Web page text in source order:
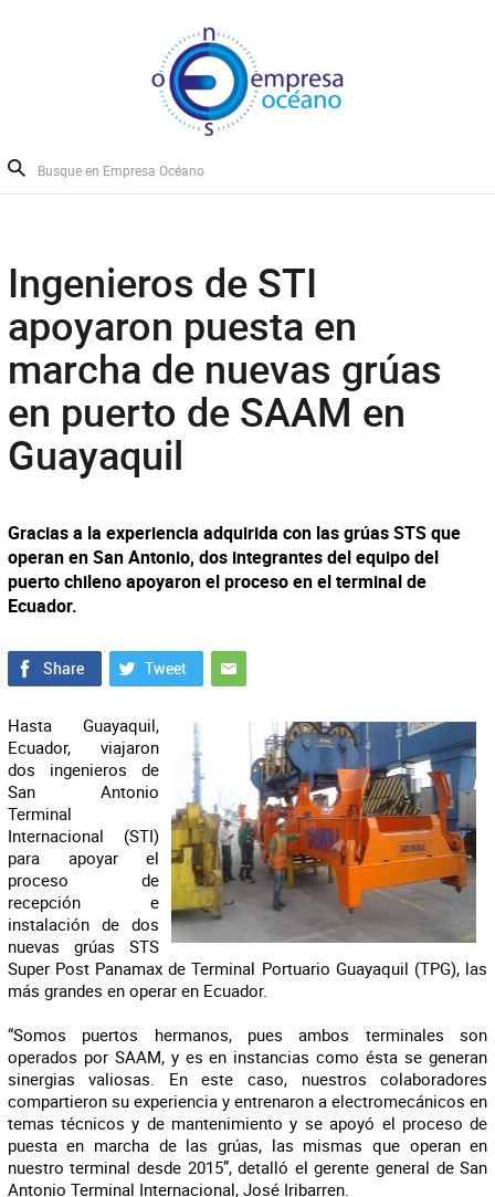
Ingenieros de STI
apoyaron puesta en
marcha de nuevas grúas
en puerto de SAAM en
Guayaquil
Gracias a la experiencia adquirida con las grúas STS que
operan en San Antonio, dos integrantes del equipo del
puerto chileno apoyaron el proceso en el terminal de
Ecuador.
Hasta Guayaquil,
Ecuador, viajaron
dos ingenieros de
San Antonio
Terminal
Internacional (STI)
para apoyar el
proceso de
recepción e
instalación de dos
nuevas grúas STS
Super Post Panamax de Terminal Portuario Guayaquil (TPG), las
más grandes en operar en Ecuador.
“Somos puertos hermanos, pues ambos terminales son
operados por SAAM, y es en instancias como ésta se generan
sinergias valiosas. En este caso, nuestros colaboradores
compartieron su experiencia y entrenaron a electromecánicos en
temas técnicos y de mantenimiento y se apoyó el proceso de
puesta en marcha de las grúas, las mismas que operan en
nuestro terminal desde 2015”, detalló el gerente general de San
Antonio Terminal Internacional, José Iribarren.